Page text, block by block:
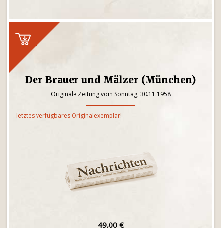
Der Brauer und Mälzer (München)
Originale Zeitung vom Sonntag, 30.11.1958
letztes verfügbares Originalexemplar!
49,00 €